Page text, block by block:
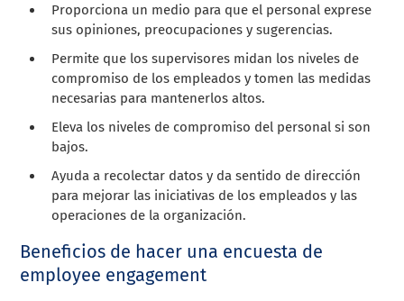
Proporciona un medio para que el personal exprese
sus opiniones, preocupaciones y sugerencias.
Permite que los supervisores midan los niveles de
compromiso de los empleados y tomen las medidas
necesarias para mantenerlos altos.
Eleva los niveles de compromiso del personal si son
bajos.
Ayuda a recolectar datos y da sentido de dirección
para mejorar las iniciativas de los empleados y las
operaciones de la organización.
Beneficios de hacer una encuesta de
employee engagement